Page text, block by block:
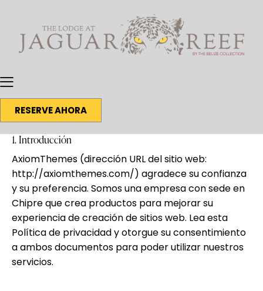
RESERVE AHORA
1. Introducción
AxiomThemes (dirección URL del sitio web:
http://axiomthemes.com/) agradece su confianza
y su preferencia. Somos una empresa con sede en
Chipre que crea productos para mejorar su
experiencia de creación de sitios web. Lea esta
Política de privacidad y otorgue su consentimiento
a ambos documentos para poder utilizar nuestros
servicios.